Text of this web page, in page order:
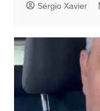
Sérgio Xavier